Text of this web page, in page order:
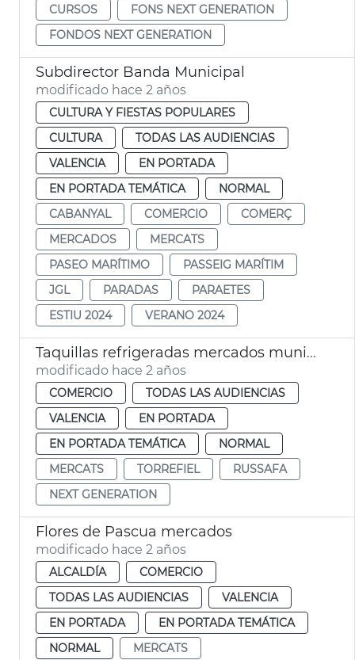
CURSOS
FONS NEXT GENERATION
FONDOS NEXT GENERATION
Subdirector Banda Municipal
modificado hace 2 años
CULTURA Y FIESTAS POPULARES
CULTURA
TODAS LAS AUDIENCIAS
VALENCIA
EN PORTADA
EN PORTADA TEMÁTICA
NORMAL
CABANYAL
COMERCIO
COMERÇ
MERCADOS
MERCATS
PASEO MARÍTIMO
PASSEIG MARÍTIM
JGL
PARADAS
PARAETES
ESTIU 2024
VERANO 2024
Taquillas refrigeradas mercados municipales
modificado hace 2 años
COMERCIO
TODAS LAS AUDIENCIAS
VALENCIA
EN PORTADA
EN PORTADA TEMÁTICA
NORMAL
MERCATS
TORREFIEL
RUSSAFA
NEXT GENERATION
Flores de Pascua mercados
modificado hace 2 años
ALCALDÍA
COMERCIO
TODAS LAS AUDIENCIAS
VALENCIA
EN PORTADA
EN PORTADA TEMÁTICA
NORMAL
MERCATS